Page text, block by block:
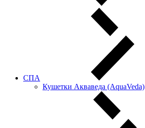
СПА
Кушетки Акваведа (AquaVeda)